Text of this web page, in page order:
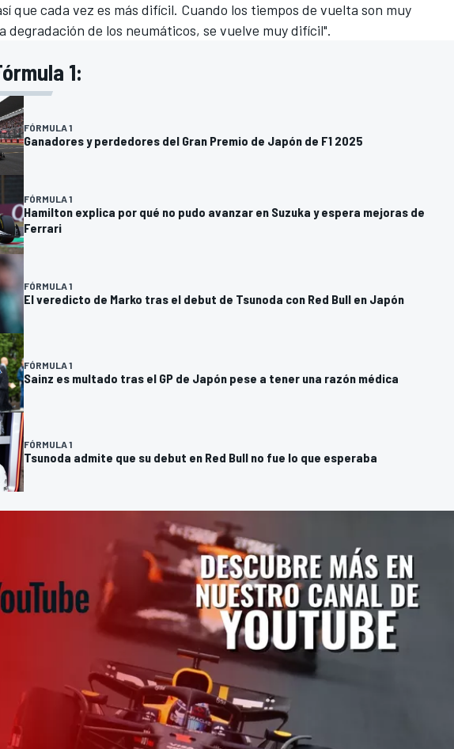
que cada vez es más difícil. Cuando los tiempos de vuelta son muy
degradación de los neumáticos, se vuelve muy difícil".
1:
FÓRMULA 1
Ganadores y perdedores del Gran Premio de Japón de F1 2025
FÓRMULA 1
Hamilton explica por qué no pudo avanzar en Suzuka y espera mejoras de
Ferrari
FÓRMULA 1
El veredicto de Marko tras el debut de Tsunoda con Red Bull en Japón
FÓRMULA 1
Sainz es multado tras el GP de Japón pese a tener una razón médica
FÓRMULA 1
Tsunoda admite que su debut en Red Bull no fue lo que esperaba